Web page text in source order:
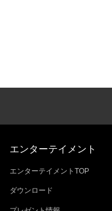
エンターテイメント
エンターテイメントTOP
ダウンロード